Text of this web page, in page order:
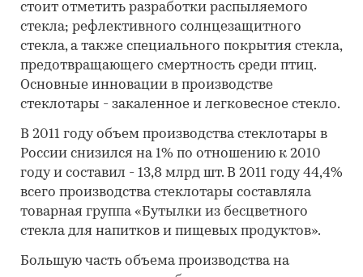
стоит отметить разработки распыляемого
стекла; рефлективного солнцезащитного
стекла, а также специального покрытия стекла,
предотвращающего смертность среди птиц.
Основные инновации в производстве
стеклотары - закаленное и легковесное стекло.
В 2011 году объем производства стеклотары в
России снизился на 1% по отношению к 2010
году и составил - 13,8 млрд шт. В 2011 году 44,4%
всего производства стеклотары составляла
товарная группа «Бутылки из бесцветного
стекла для напитков и пищевых продуктов».
Большую часть объема производства на